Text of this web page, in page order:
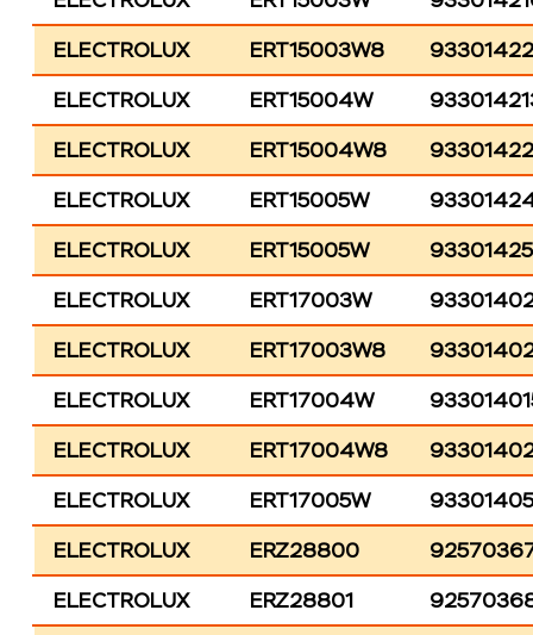
ELECTROLUX
ERT15003W8
ELECTROLUX
ERT15004W
ELECTROLUX
ERT15004W8
ELECTROLUX
ERT15005W
ELECTROLUX
ERT15005W
ELECTROLUX
ERT17003W
ELECTROLUX
ERT17003W8
ELECTROLUX
ERT17004W
ELECTROLUX
ERT17004W8
ELECTROLUX
ERT17005W
ELECTROLUX
ERZ28800
ELECTROLUX
ERZ28801